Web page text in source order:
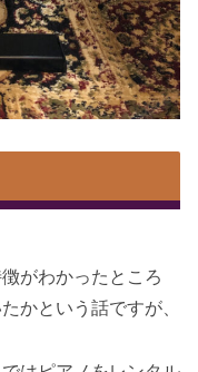
がわかったところ
かという話ですが、